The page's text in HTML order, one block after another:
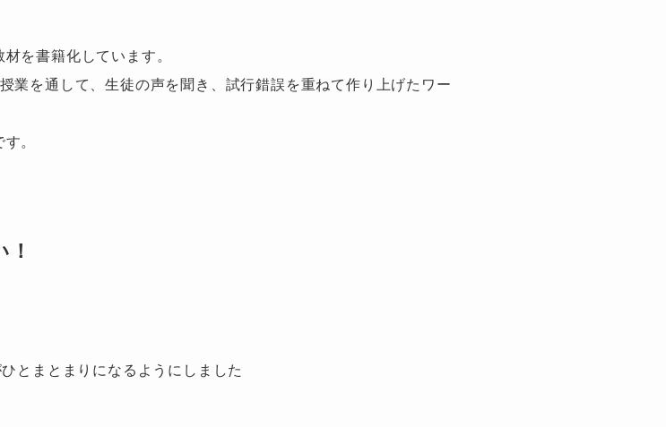
を書籍化しています。
業を通して、生徒の声を聞き、試行錯誤を重ねて作り上げたワー
。
とまとまりになるようにしました